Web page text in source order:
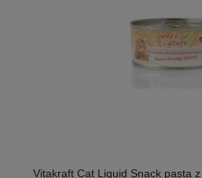
Vitakraft Cat Liquid Snack pasta z